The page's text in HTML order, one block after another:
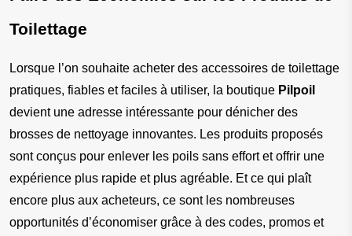
Toilettage
Lorsque l’on souhaite acheter des accessoires de toilettage
pratiques, fiables et faciles à utiliser, la boutique Pilpoil
devient une adresse intéressante pour dénicher des
brosses de nettoyage innovantes. Les produits proposés
sont conçus pour enlever les poils sans effort et offrir une
expérience plus rapide et plus agréable. Et ce qui plaît
encore plus aux acheteurs, ce sont les nombreuses
opportunités d’économiser grâce à des codes, promos et